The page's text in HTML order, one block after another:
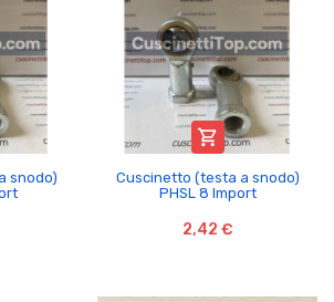
snodo)

Cuscinetto (testa a snodo)
PHSL 8 Import
2,42 €